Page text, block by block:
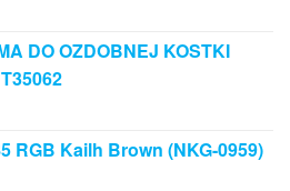
DO OZDOBNEJ KOSTKI
RGB Kailh Brown (NKG-0959)